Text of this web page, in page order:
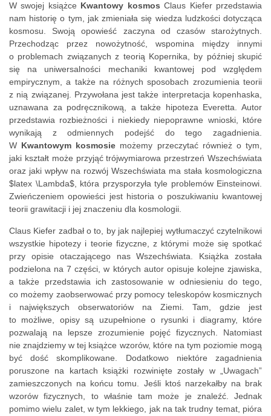
W swojej książce Kwantowy kosmos Claus Kiefer przedstawia
nam historię o tym, jak zmieniała się wiedza ludzkości dotycząca
kosmosu. Swoją opowieść zaczyna od czasów starożytnych.
Przechodząc przez nowożytność, wspomina między innymi
o problemach związanych z teorią Kopernika, by później skupić
się na uniwersalności mechaniki kwantowej pod względem
empirycznym, a także na różnych sposobach zrozumienia teorii
z nią związanej. Przywołana jest także interpretacja kopenhaska,
uznawana za podręcznikową, a także hipoteza Everetta. Autor
przedstawia rozbieżności i niekiedy niepoprawne wnioski, które
wynikają z odmiennych podejść do tego zagadnienia.
W Kwantowym kosmosie możemy przeczytać również o tym,
jaki kształt może przyjąć trójwymiarowa przestrzeń Wszechświata
oraz jaki wpływ na rozwój Wszechświata ma stała kosmologiczna
$latex \Lambda$, która przysporzyła tyle problemów Einsteinowi.
Zwieńczeniem opowieści jest historia o poszukiwaniu kwantowej
teorii grawitacji i jej znaczeniu dla kosmologii.
Claus Kiefer zadbał o to, by jak najlepiej wytłumaczyć czytelnikowi
wszystkie hipotezy i teorie fizyczne, z którymi może się spotkać
przy opisie otaczającego nas Wszechświata. Książka została
podzielona na 7 części, w których autor opisuje kolejne zjawiska,
a także przedstawia ich zastosowanie w odniesieniu do tego,
co możemy zaobserwować przy pomocy teleskopów kosmicznych
i największych obserwatoriów na Ziemi. Tam, gdzie jest
to możliwe, opisy są uzupełnione o rysunki i diagramy, które
pozwalają na lepsze zrozumienie pojęć fizycznych. Natomiast
nie znajdziemy w tej książce wzorów, które na tym poziomie mogą
być dość skomplikowane. Dodatkowo niektóre zagadnienia
poruszone na kartach książki rozwinięte zostały w „Uwagach”
zamieszczonych na końcu tomu. Jeśli ktoś narzekałby na brak
wzorów fizycznych, to właśnie tam może je znaleźć. Jednak
pomimo wielu zalet, w tym lekkiego, jak na tak trudny temat, pióra